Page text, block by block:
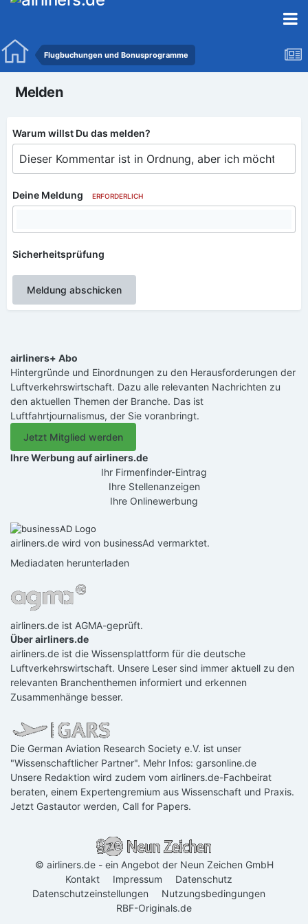
Flugbuchungen und Bonusprogramme
Melden
Warum willst Du das melden?
Deine Meldung ERFORDERLICH
Sicherheitsprüfung
Meldung abschicken
airliners+ Abo
Hintergründe und Einordnungen zu den Herausforderungen der
Luftverkehrswirtschaft. Dazu alle relevanten Nachrichten zu
den aktuellen Themen der Branche. Das ist
Luftfahrtjournalismus, der Sie voranbringt.
Jetzt Mitglied werden
Ihre Werbung auf airliners.de
Ihr Firmenfinder-Eintrag
Ihre Stellenanzeigen
Ihre Onlinewerbung
airliners.de wird von businessAd vermarktet.
Mediadaten herunterladen
airliners.de ist AGMA-geprüft.
Über airliners.de
airliners.de ist die Wissensplattform für die deutsche
Luftverkehrswirtschaft. Unsere Leser sind immer aktuell zu den
relevanten Branchenthemen informiert und erkennen
Zusammenhänge besser.
Die German Aviation Research Society e.V. ist unser
"Wissenschaftlicher Partner". Mehr Infos: garsonline.de
Unsere Redaktion wird zudem vom airliners.de-Fachbeirat
beraten, einem Expertengremium aus Wissenschaft und Praxis.
Jetzt Gastautor werden, Call for Papers.
© airliners.de - ein Angebot der Neun Zeichen GmbH
Kontakt
Impressum
Datenschutz
Datenschutzeinstellungen
Nutzungsbedingungen
RBF-Originals.de